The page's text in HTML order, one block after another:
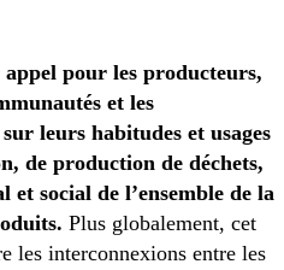
appel pour les producteurs,
et les
leurs habitudes et usages
de production de déchets,
et social de l’ensemble de la
Plus globalement, cet
les interconnexions entre les